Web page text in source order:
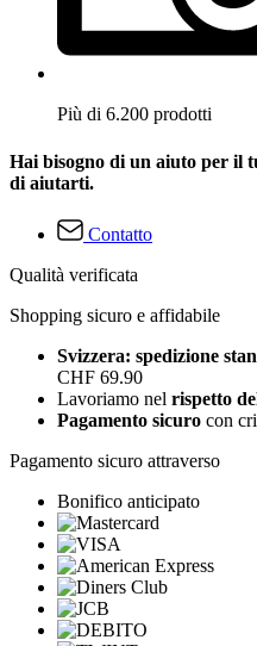
Più di 6.200 prodotti
Hai bisogno di un aiuto per il
di aiutarti.
Contatto
Qualità verificata
Shopping sicuro e affidabile
Svizzera: spedizione
CHF 69.90
Lavoriamo nel rispetto
Pagamento sicuro con
Pagamento sicuro attraverso
Bonifico anticipato